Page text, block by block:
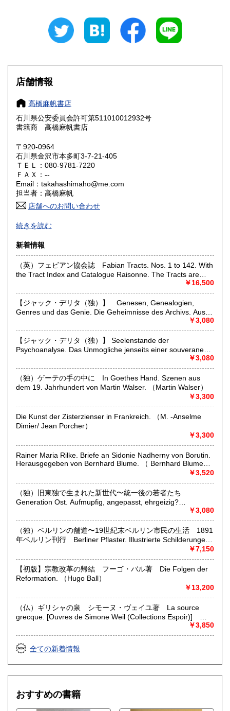
600円 三重県
大阪府
奈良県
鳥取県 600円 島根県
岡山県
山口県 600円
香川県 600円
高知県 600円
佐賀県
熊本県 600円 大分県 600円
宮崎県 600円 鹿児島県 600円
沖縄県 600円
店舗情報
高橋麻帆書店
石川県公安委員会許可第511010012932号
書籍商 高橋麻帆書店
〒920-0964
石川県金沢市本多町3-7-21-405
ＴＥＬ：080-9781-7220
ＦＡＸ：--
Email：takahashimaho@me.com
担当者：高橋麻帆
店舗へのお問い合わせ
ドイツ・オーストリアを中心とする西洋の文化とその受容に
かかわる古書籍、 文学、哲学、芸術、書誌、博物誌、地誌学
店舗はありませんが、現在、香林坊東急スクエア２階ヴィン
テージマーケット内で出店しております。開店時間；10:00-
20:00 住所；石川県金沢市香林坊２丁目１−１
https://takahashima.thebase.in/blog/2026/02/04/230224
Specialities;
German and austrian old and rare books, published in
architecture, music, photography, dance, theater, natural
science, travel and decorative arts (books and prints).
沿線名：-
最寄駅：-
営業時間：出張に出ております際にはご対応が遅くなること
があります。小規模の経営体制です。ご理解いただけますよ
うお願いいたします。
定休日：-
買い取りのご相談お待ちしております。
弊店は洋書が専門ですので、特に洋書のご整理をお考えの方
取り扱い分野
哲学宗教、美術工芸、外国文学、外国書、古書一般（その
続きを読む
新着情報
（英）フェビアン協会誌 Fabian Tracts. Nos. 1 to 142. With
the Tract Index and Catalogue Raisonne. The Tracts are
bound in oder of Number, Those Missing are out of Print or
1909.. To be Obtained at The Fabian Office, 3 Clement's Inn,
Stand, W. G.5 7 13 14 15 20 23 28 29 32 37 38 40 4142 44
45 48 51 54 62 64 69 70 72 75 78 79 82 83 84 85 86 87 90
91 92 93 94 95 97 98 99 102 104 107 108 109 111 112 113
115 116 118 119 121 122 123 124 126 127 128 129 130
131 132 133 134 135 136 137 138 139 140 141 142
￥16,500
【ジャック・デリタ（独）】 Genesen, Genealogien,
Genres und das Genie. Die Geheimnisse des Archivs. Aus
dem Franzosischen von Markus Sedlaczek. Herausgegeben
￥3,080
【ジャック・デリタ（独）】 Seelenstande der
Psychoanalyse. Das Unmogliche jenseits einer souveranen
Sorbonne in Paris. Aus dem Franzosischen von Hans- Dieter
Gondek. （Jacques Derrida）
￥3,080
（独）ゲーテの手の中に In Goethes Hand. Szenen aus
dem 19. Jahrhundert von Martin Walser. （Martin Walser）
￥3,300
Die Kunst der Zisterzienser in Frankreich. （M. -Anselme
Dimier/ Jean Porcher）
￥3,300
Rainer Maria Rilke. Briefe an Sidonie Nadherny von Borutin.
Herausgegeben von Bernhard Blume. （ Bernhard Blume
￥3,520
（独）旧東独で生まれた新世代〜統一後の若者たち
Generation Ost. Aufmupfig, angepasst, ehrgeizig?
Jugendliche nach der Wende. Zwolf Selbstaussagen. Mit
Billerbeck）
￥3,080
（独）ベルリンの舗道〜19世紀末ベルリン市民の生活 1891
年ベルリン刊行 Berliner Pflaster. Illustrierte Schilderungen
(hg.)）
￥7,150
【初版】宗教改革の帰結 フーゴ・バル著 Die Folgen der
Reformation. （Hugo Ball）
￥13,200
（仏）ギリシャの泉 シモーヌ・ヴェイユ著 La source
grecque. [Ouvres de Simone Weil (Collections Espoir)]
￥3,850
全ての新着情報
おすすめの書籍